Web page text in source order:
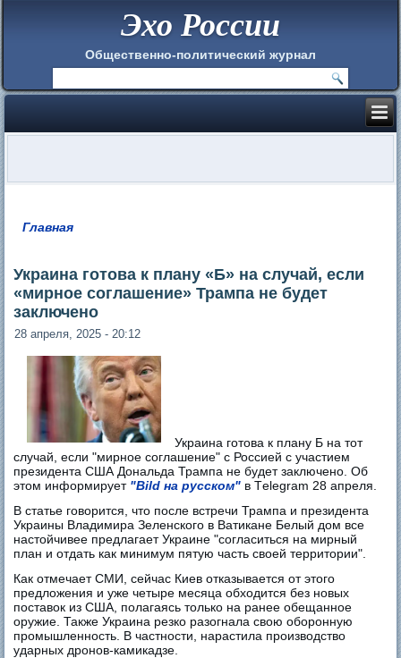
Эхо России
Общественно-политический журнал
Главная
Украина готова к плану «Б» на случай, если
«мирное соглашение» Трампа не будет
заключено
28 апреля, 2025 - 20:12
Украина готова к плану Б на тот
случай, если "мирное соглашение" с Россией с участием
президента США Дональда Трампа не будет заключено. Об
этом информирует "Bild на русском" в Тelegram 28 апреля.
В статье говорится, что после встречи Трампа и президента
Украины Владимира Зеленского в Ватикане Белый дом все
настойчивее предлагает Украине "согласиться на мирный
план и отдать как минимум пятую часть своей территории".
Как отмечает СМИ, сейчас Киев отказывается от этого
предложения и уже четыре месяца обходится без новых
поставок из США, полагаясь только на ранее обещанное
оружие. Также Украина резко разогнала свою оборонную
промышленность. В частности, нарастила производство
ударных дронов-камикадзе.